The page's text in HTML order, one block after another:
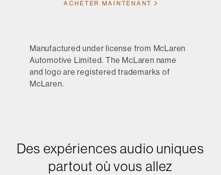
ACHETER MAINTENANT
Manufactured under license from McLaren
Automotive Limited. The McLaren name
and logo are registered trademarks of
McLaren.
Des expériences audio uniques
partout où vous allez